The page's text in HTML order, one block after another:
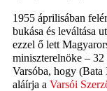
1955 áprilisában
bukása és leváltása
ezzel ő lett
miniszterelnöke –
Varsóba, hogy (Bata
aláírja a Varsói